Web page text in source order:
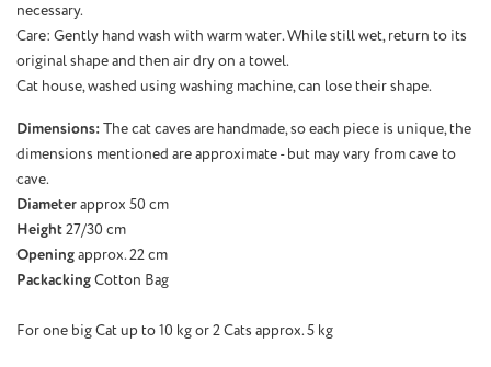
necessary.
Care: Gently hand wash with warm water. While still wet, return to its
original shape and then air dry on a towel.
Cat house, washed using washing machine, can lose their shape.
Dimensions:The cat caves are handmade, so each piece is unique, the
dimensions mentioned are approximate - but may vary from cave to
cave.
Diameterapprox 50 cm
Height27/30 cm
Openingapprox. 22 cm
PackackingCotton Bag
For one big Cat up to 10 kg or 2 Cats approx. 5 kg